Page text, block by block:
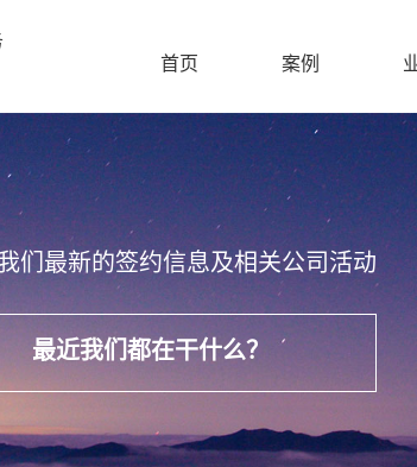
首页 案例
们最新的签约信息及相关公司活动
最近我们都在干什么？